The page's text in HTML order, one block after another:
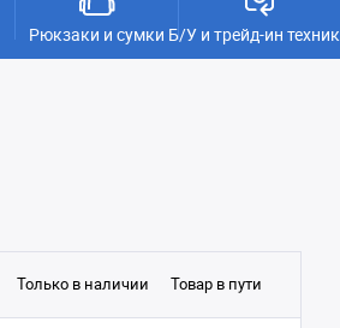
Рюкзаки и сумки Б/У и трейд-ин
Только в наличии Товар в пути